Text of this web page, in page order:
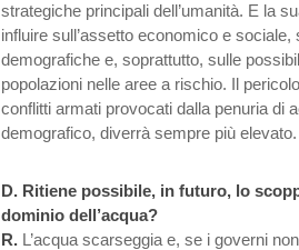
strategiche principali dell’umanità. E la
influire sull’assetto economico e
demografiche e, soprattutto, sulle
popolazioni nelle aree a rischio. Il
conflitti armati provocati dalla penuria di
demografico, diverrà sempre più elevato.
D. Ritiene possibile, in futuro, lo
dominio dell’acqua?
R. L’acqua scarseggia e, se i governi